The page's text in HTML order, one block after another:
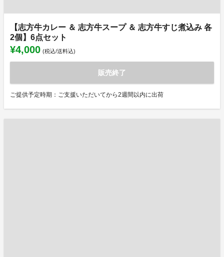
【志方牛カレー ＆ 志方牛スープ ＆ 志方牛すじ煮込み 各
2個】6点セット
¥4,000 (税込/送料込)
販売終了
ご提供予定時期：ご支援いただいてから2週間以内に出荷